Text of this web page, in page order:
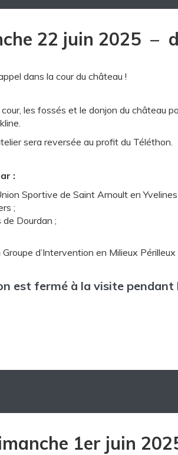
22 juin 2025 –
dans la cour du château !
les fossés et le donjon du château
sera reversée au profit du Téléthon.
:
Sportive de Saint Arnoult en
;
de Dourdan ;
d’Intervention en Milieux Périlleux
est fermé à la visite pendant
1er juin